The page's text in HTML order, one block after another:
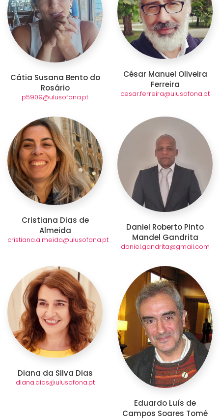
Cátia Susana Bento do
Rosário
p5909@ulusofona.pt
César Manuel Oliveira
Ferreira
cesar.ferreira@ulusofona.pt
Cristiana Dias de
Almeida
cristiana.almeida@ulusofona.pt
Daniel Roberto Pinto
Mandel Gandrita
daniel.gandrita@gmail.com
Diana da Silva Dias
diana.dias@ulusofona.pt
Eduardo Luís de
Campos Soares Tomé